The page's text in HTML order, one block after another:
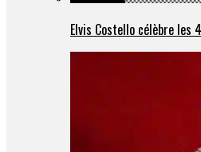
Elvis Costello célèbre les